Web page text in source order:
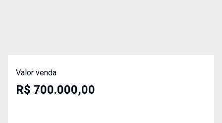
Valor venda
R$ 700.000,00